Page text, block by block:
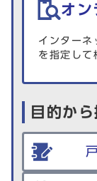
オン
インターネ
を指定して
目的か